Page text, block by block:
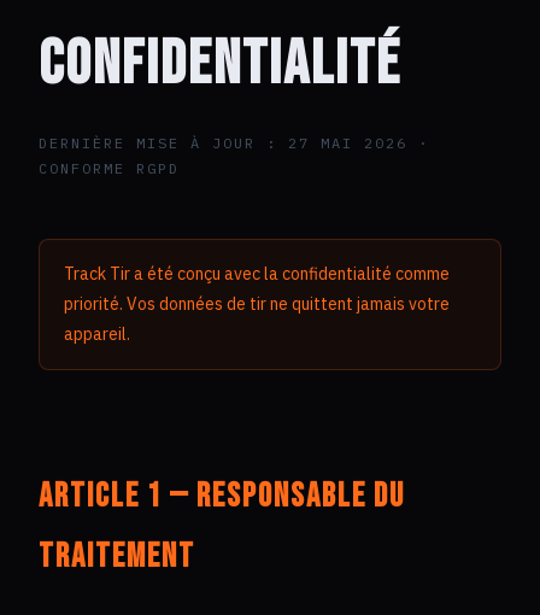
confidentialité
DERNIÈRE MISE À JOUR : 27 MAI 2026 ·
CONFORME RGPD
Track Tir a été conçu avec la confidentialité comme
priorité. Vos données de tir ne quittent jamais votre
appareil.
Article 1 — Responsable du
traitement